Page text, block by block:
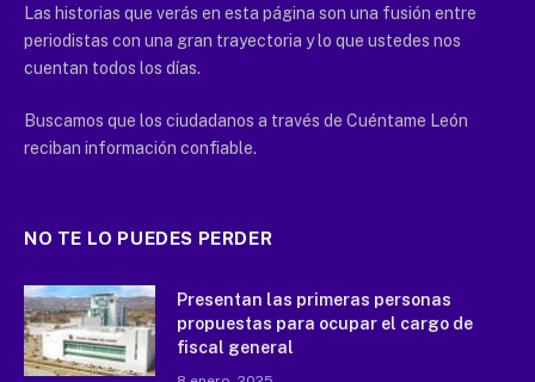
Las historias que verás en esta página son una fusión entre
periodistas con una gran trayectoria y lo que ustedes nos
cuentan todos los días.
Buscamos que los ciudadanos a través de Cuéntame León
reciban información confiable.
NO TE LO PUEDES PERDER
Presentan las primeras personas
propuestas para ocupar el cargo de
fiscal general